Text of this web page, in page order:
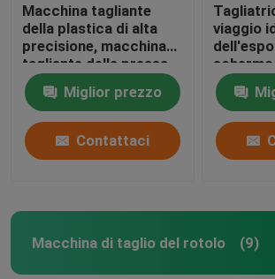
Macchina tagliante
della plastica di alta
precisione, macchina
tagliante della pressa
idraulica
Miglior prezzo
Contattaci
viaggio
tatto per i
del
Macchina di taglio del rotolo (9)